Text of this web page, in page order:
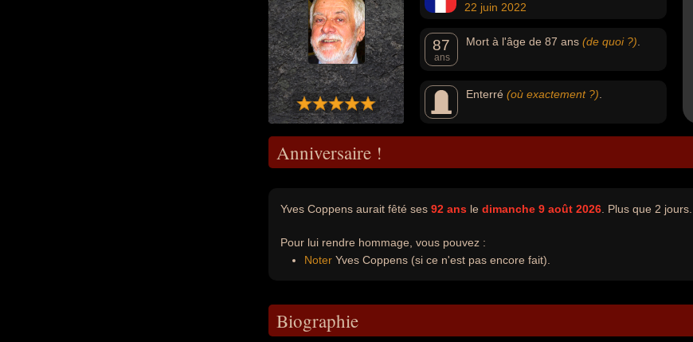
22 juin 2022
87
ans
Mort à l'âge de 87 ans (de quoi ?)
Enterré (où exactement ?)
Anniversaire !
Yves Coppens aurait fêté ses 92 ans le dimanche 9 août 2026 . Plus que 2 jours...
Pour lui rendre hommage, vous pouvez :
Noter Yves Coppens (si ce n'est pas encore fait).
Biographie